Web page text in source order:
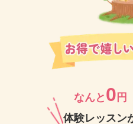
このようなお悩みはありま
大丈夫！私たちにご相談く
「どうしてお子さまがそう
なんと 0 円
体験レッスン